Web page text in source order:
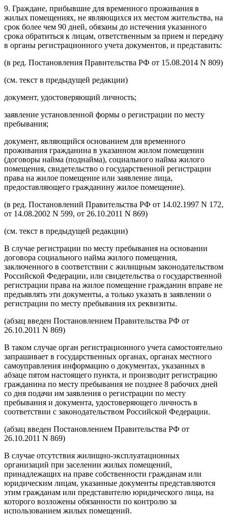
9. Граждане, прибывшие для временного проживания в
жилых помещениях, не являющихся их местом жительства, на
срок более чем 90 дней, обязаны до истечения указанного
срока обратиться к лицам, ответственным за прием и передачу
в органы регистрационного учета документов, и представить:
(в ред. Постановления Правительства РФ от 15.08.2014 N 809)
(см. текст в предыдущей редакции)
документ, удостоверяющий личность;
заявление установленной формы о регистрации по месту
пребывания;
документ, являющийся основанием для временного
проживания гражданина в указанном жилом помещении
(договоры найма (поднайма), социального найма жилого
помещения, свидетельство о государственной регистрации
права на жилое помещение или заявление лица,
предоставляющего гражданину жилое помещение).
(в ред. Постановлений Правительства РФ от 14.02.1997 N 172,
от 14.08.2002 N 599, от 26.10.2011 N 869)
(см. текст в предыдущей редакции)
В случае регистрации по месту пребывания на основании
договора социального найма жилого помещения,
заключенного в соответствии с жилищным законодательством
Российской Федерации, или свидетельства о государственной
регистрации права на жилое помещение гражданин вправе не
предъявлять эти документы, а только указать в заявлении о
регистрации по месту пребывания их реквизиты.
(абзац введен Постановлением Правительства РФ от
26.10.2011 N 869)
В таком случае орган регистрационного учета самостоятельно
запрашивает в государственных органах, органах местного
самоуправления информацию о документах, указанных в
абзаце пятом настоящего пункта, и производит регистрацию
гражданина по месту пребывания не позднее 8 рабочих дней
со дня подачи им заявления о регистрации по месту
пребывания и документа, удостоверяющего личность в
соответствии с законодательством Российской Федерации.
(абзац введен Постановлением Правительства РФ от
26.10.2011 N 869)
В случае отсутствия жилищно-эксплуатационных
организаций при заселении жилых помещений,
принадлежащих на праве собственности гражданам или
юридическим лицам, указанные документы представляются
этим гражданам или представителю юридического лица, на
которого возложены обязанности по контролю за
использованием жилых помещений.